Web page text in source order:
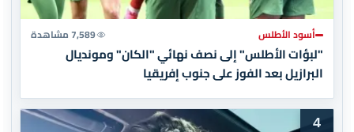
أسود الأطلس 7,589 مشاهدة
"لبؤات الأطلس" إلى نصف نهائي "الكان" ومونديال
البرازيل بعد الفوز على جنوب إفريقيا
4